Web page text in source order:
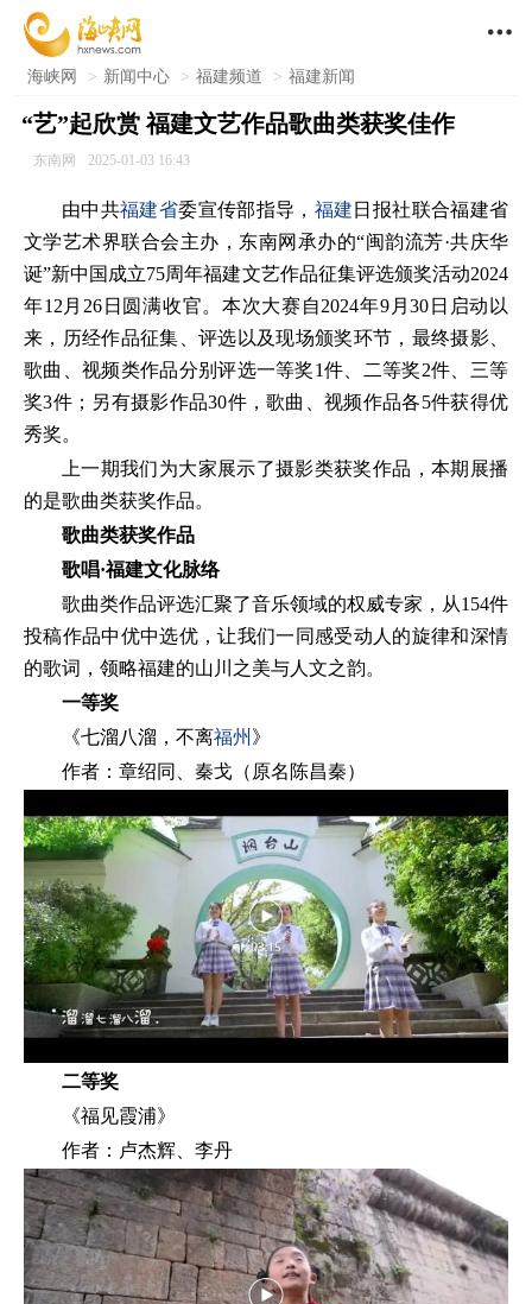

海峡网 > 新闻中心 > 福建频道 > 福建新闻
“艺”起欣赏 福建文艺作品歌曲类获奖佳作
东南网 2025-01-03 16:43
由中共福建省委宣传部指导， 福建 日报社联合福建省
文学艺术界联合会主办，东南网承办的“闽韵流芳·共庆华
诞”新中国成立75周年福建文艺作品征集评选颁奖活动2024
年12月26日圆满收官。本次大赛自2024年9月30日启动以
来，历经作品征集、评选以及现场颁奖环节，最终摄影、
歌曲、视频类作品分别评选一等奖1件、二等奖2件、三等
奖3件；另有摄影作品30件，歌曲、视频作品各5件获得优
秀奖。
上一期我们为大家展示了摄影类获奖作品，本期展播
的是歌曲类获奖作品。
歌曲类获奖作品
歌唱·福建文化脉络
歌曲类作品评选汇聚了音乐领域的权威专家，从154件
投稿作品中优中选优，让我们一同感受动人的旋律和深情
的歌词，领略福建的山川之美与人文之韵。
一等奖
《七溜八溜，不离福州 》
作者：章绍同、秦戈（原名陈昌秦）
二等奖
《福见霞浦》
作者：卢杰辉、李丹